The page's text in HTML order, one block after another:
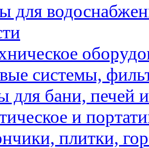
для
системы,
для бани, печей
и
плитки,